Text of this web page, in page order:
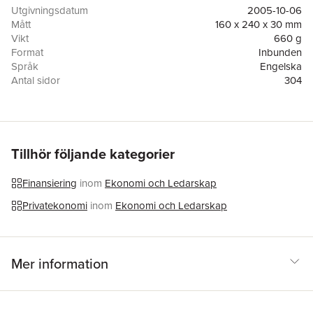
wisdom of Graham's basic strategies, and in today's volatile
market, this is the most important book you will ever read on
making the right decisions to protect your investments and
make them a success.
Utgivningsdatum
2005-10-06
Mått
160 x 240 x 30 mm
Vikt
660 g
Format
Inbunden
Språk
Engelska
Antal sidor
304
Tillhör följande kategorier
Finansiering inom Ekonomi och Ledarskap
Privatekonomi inom Ekonomi och Ledarskap
Mer information